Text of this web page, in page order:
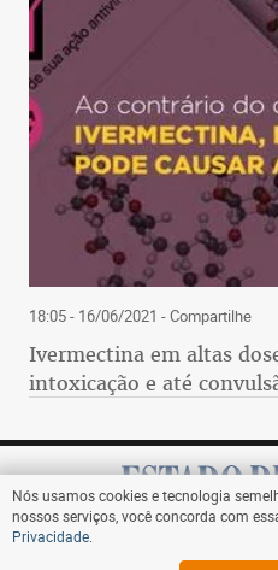
18:05 - 16/06/2021 - Compartilhe
Ivermectina em altas
intoxicação e até
Nós usamos cookies e tecnologia
nossos serviços, você concorda com
Privacidade